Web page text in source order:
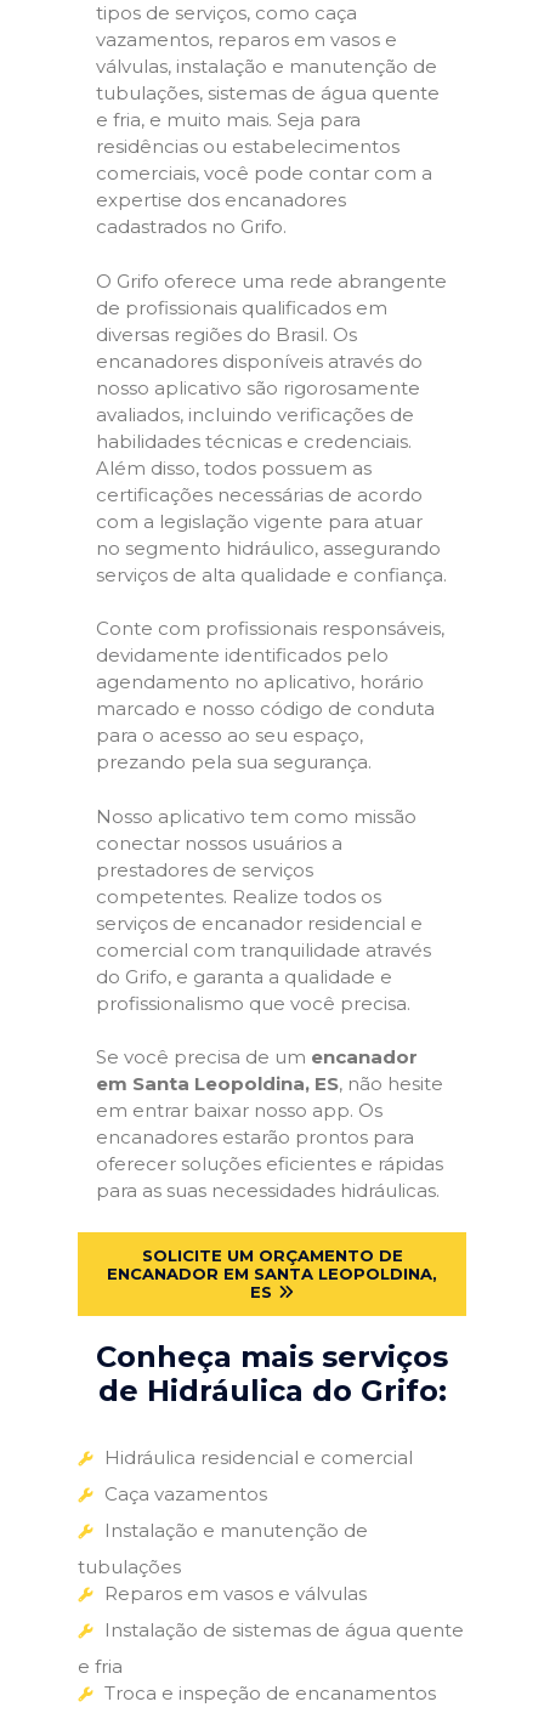
tipos de serviços, como caça
vazamentos, reparos em vasos e
válvulas, instalação e manutenção de
tubulações, sistemas de água quente
e fria, e muito mais. Seja para
residências ou estabelecimentos
comerciais, você pode contar com a
expertise dos encanadores
cadastrados no Grifo.
O Grifo oferece uma rede abrangente
de profissionais qualificados em
diversas regiões do Brasil. Os
encanadores disponíveis através do
nosso aplicativo são rigorosamente
avaliados, incluindo verificações de
habilidades técnicas e credenciais.
Além disso, todos possuem as
certificações necessárias de acordo
com a legislação vigente para atuar
no segmento hidráulico, assegurando
serviços de alta qualidade e confiança.
Conte com profissionais responsáveis,
devidamente identificados pelo
agendamento no aplicativo, horário
marcado e nosso código de conduta
para o acesso ao seu espaço,
prezando pela sua segurança.
Nosso aplicativo tem como missão
conectar nossos usuários a
prestadores de serviços
competentes. Realize todos os
serviços de encanador residencial e
comercial com tranquilidade através
do Grifo, e garanta a qualidade e
profissionalismo que você precisa.
Se você precisa de um encanador
em Santa Leopoldina, ES, não hesite
em entrar baixar nosso app. Os
encanadores estarão prontos para
oferecer soluções eficientes e rápidas
para as suas necessidades hidráulicas.
SOLICITE UM ORÇAMENTO DE
ENCANADOR EM SANTA LEOPOLDINA,
ES
Conheça mais serviços
de Hidráulica do Grifo:
Hidráulica residencial e comercial
Caça vazamentos
Instalação e manutenção de
tubulações
Reparos em vasos e válvulas
Instalação de sistemas de água quente
e fria
Troca e inspeção de encanamentos